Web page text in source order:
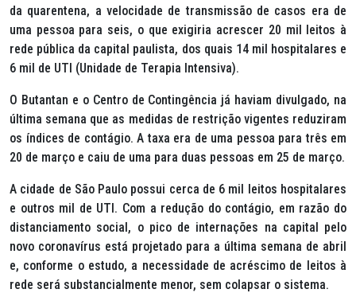
da quarentena, a velocidade de transmissão de casos era de
uma pessoa para seis, o que exigiria acrescer 20 mil leitos à
rede pública da capital paulista, dos quais 14 mil hospitalares e
6 mil de UTI (Unidade de Terapia Intensiva).
O Butantan e o Centro de Contingência já haviam divulgado, na
última semana que as medidas de restrição vigentes reduziram
os índices de contágio. A taxa era de uma pessoa para três em
20 de março e caiu de uma para duas pessoas em 25 de março.
A cidade de São Paulo possui cerca de 6 mil leitos hospitalares
e outros mil de UTI. Com a redução do contágio, em razão do
distanciamento social, o pico de internações na capital pelo
novo coronavírus está projetado para a última semana de abril
e, conforme o estudo, a necessidade de acréscimo de leitos à
rede será substancialmente menor, sem colapsar o sistema.